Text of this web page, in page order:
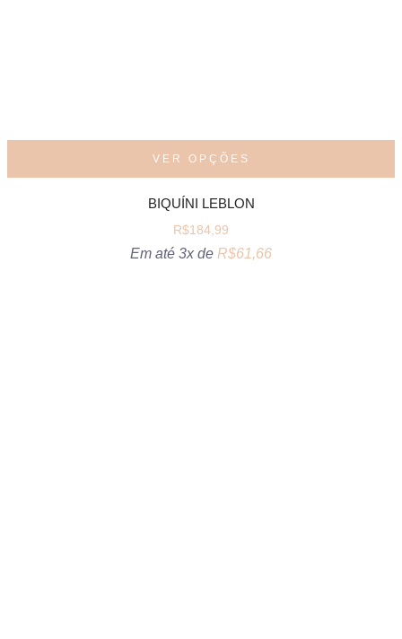
VER OPÇÕES
BIQUÍNI LEBLON
R$184,99
Em até 3x de R$61,66